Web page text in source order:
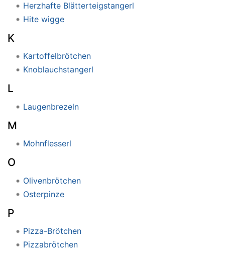
Herzhafte Blätterteigstangerl
Hite wigge
K
Kartoffelbrötchen
Knoblauchstangerl
L
Laugenbrezeln
M
Mohnflesserl
O
Olivenbrötchen
Osterpinze
P
Pizza-Brötchen
Pizzabrötchen